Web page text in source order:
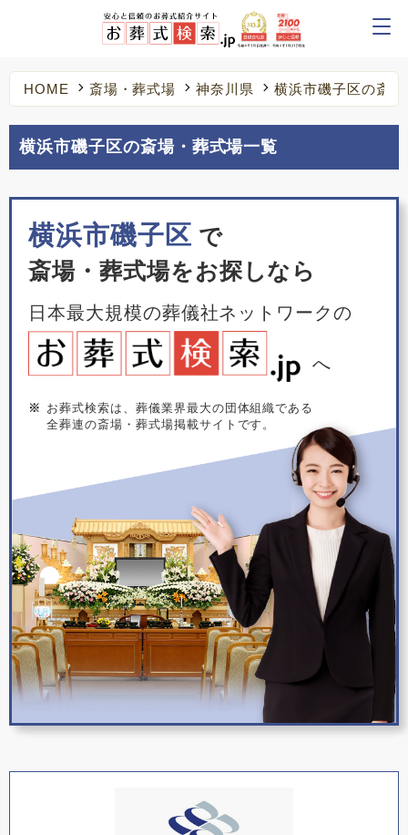
HOME 斎場・葬式場 神奈川県 横浜市磯子区の斎
横浜市磯子区の斎場・葬式場一覧
横浜市磯子区 で
斎場・葬式場をお探しなら
日本最大規模の葬儀社ネットワークの
へ
※
お葬式検索は、葬儀業界最大の団体組織である
全葬連の斎場・葬式場掲載サイトです。